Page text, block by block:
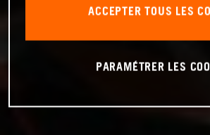
ACCEPTER TOUS LES
PARAMÉTRER LES